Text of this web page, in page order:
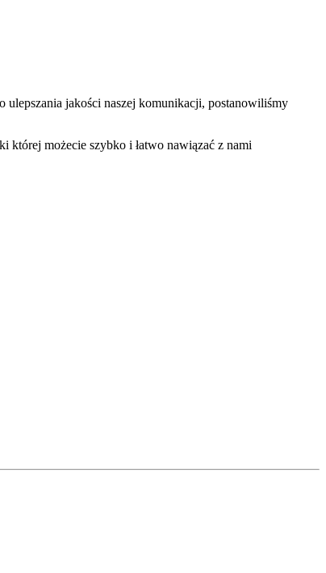
ulepszania jakości naszej komunikacji, postanowiliśmy
której możecie szybko i łatwo nawiązać z nami